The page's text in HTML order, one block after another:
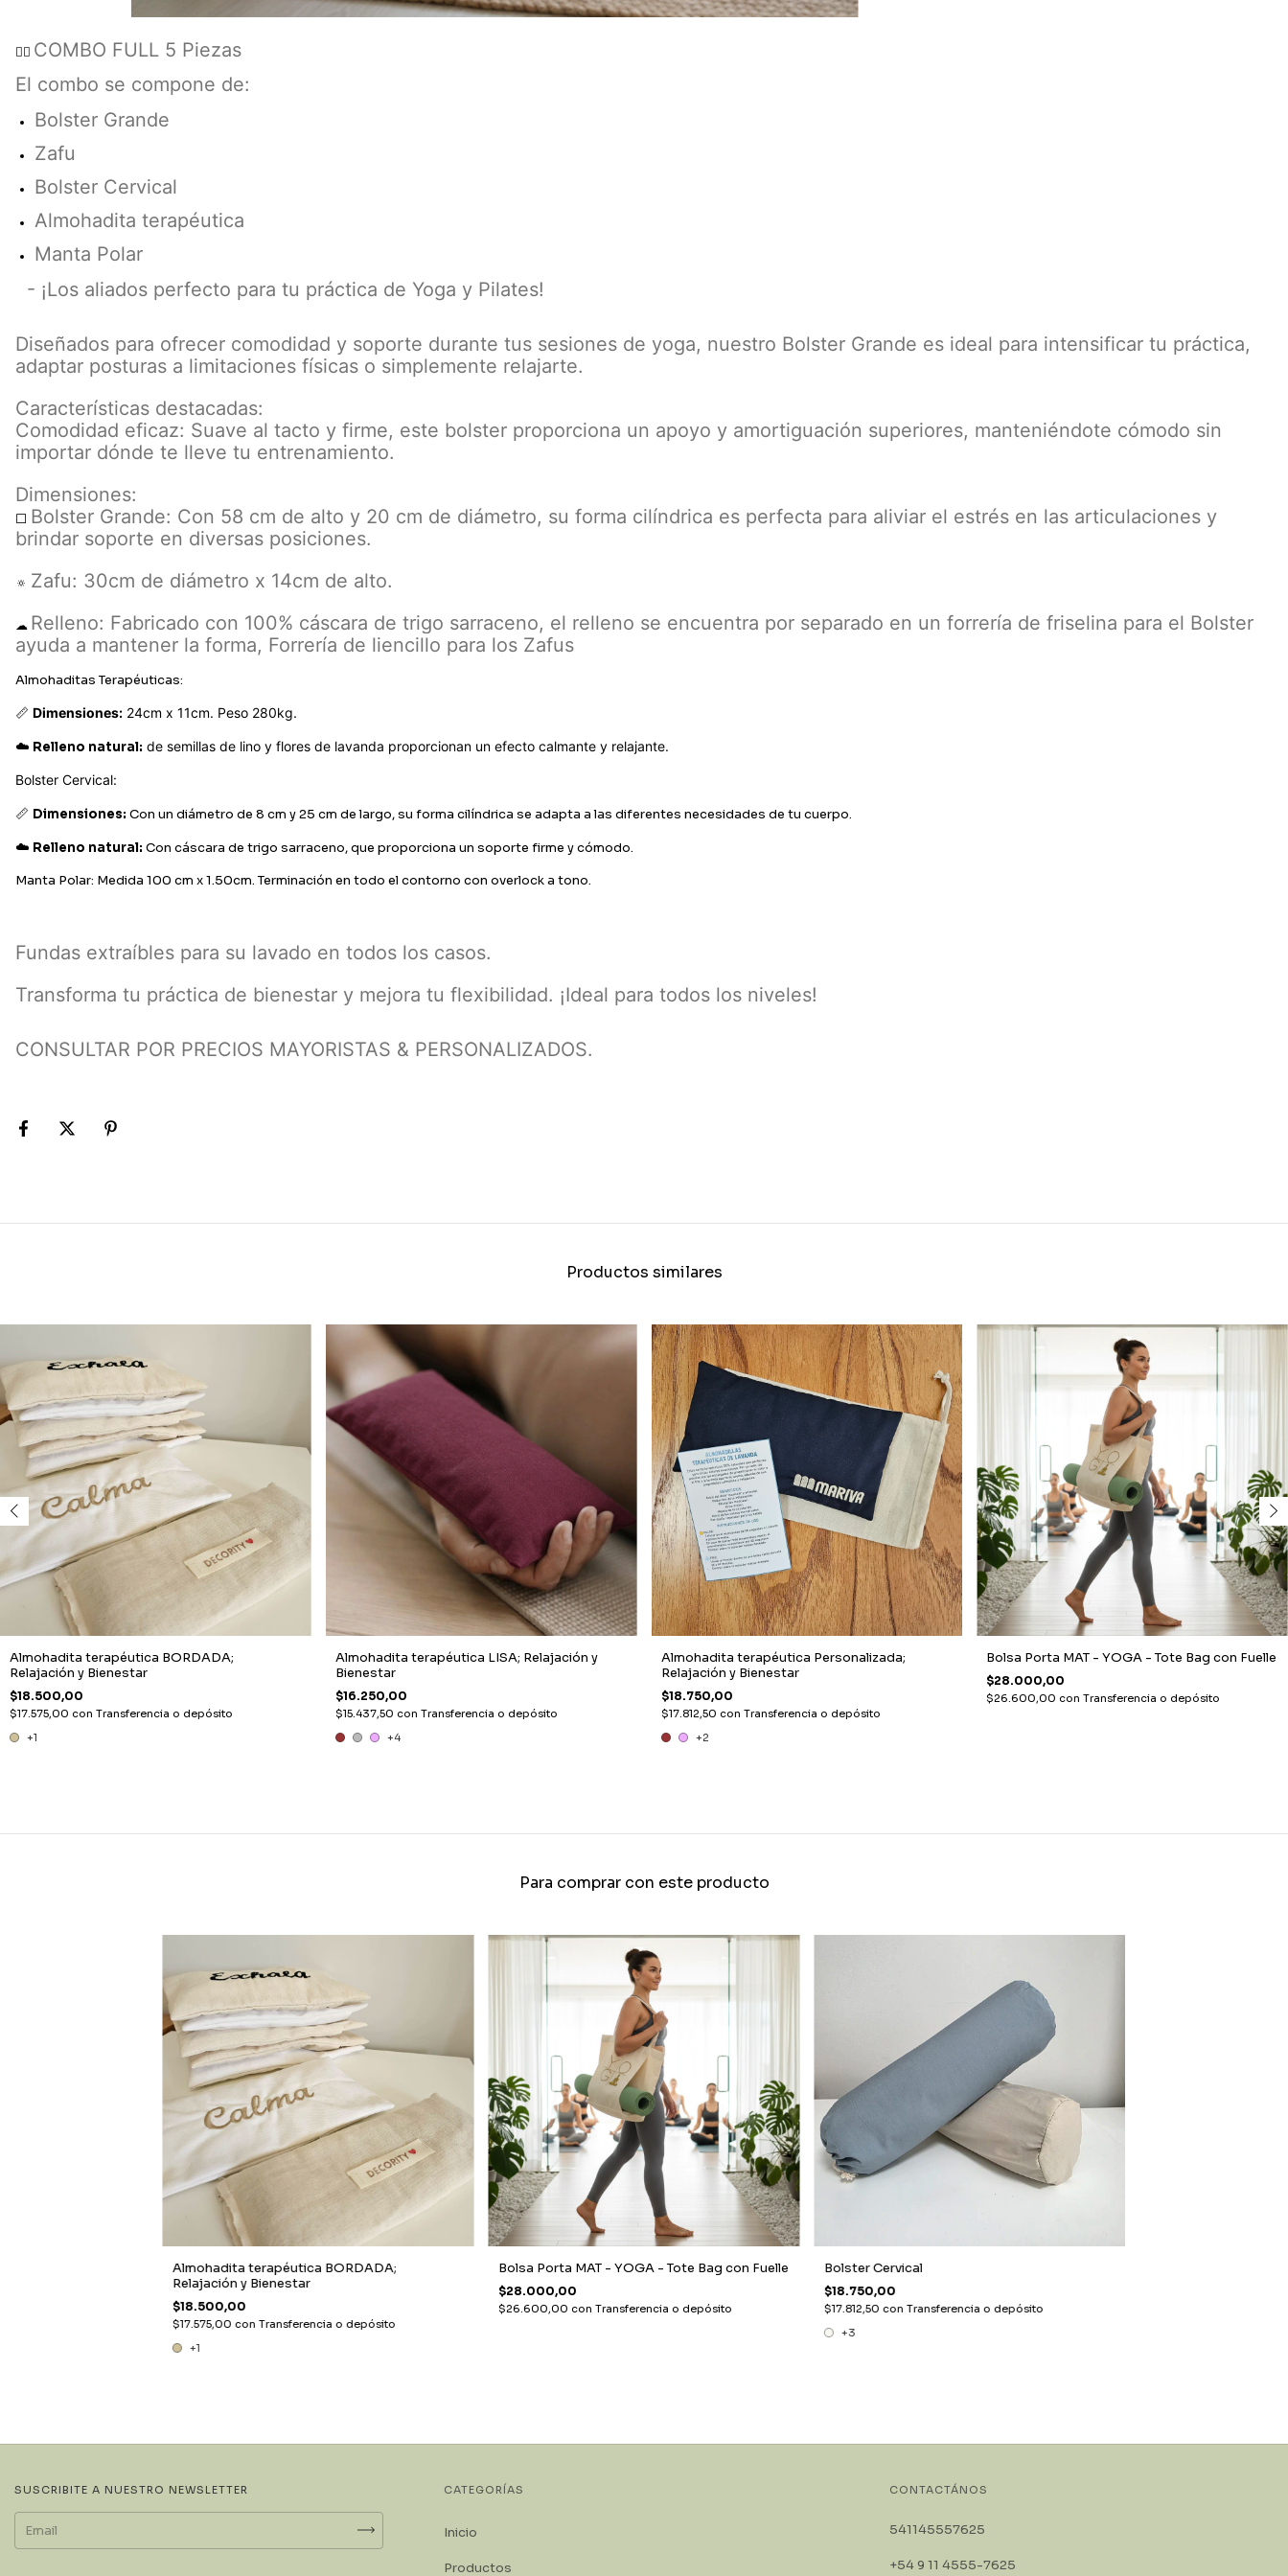
🧘‍♀️ COMBO FULL 5 Piezas
El combo se compone de:
Bolster Grande
Zafu
Bolster Cervical
Almohadita terapéutica
Manta Polar
- ¡Los aliados perfecto para tu práctica de Yoga y Pilates!
Diseñados para ofrecer comodidad y soporte durante tus sesiones de yoga, nuestro Bolster Grande es ideal para intensificar tu práctica,
adaptar posturas a limitaciones físicas o simplemente relajarte.
Características destacadas:
Comodidad eficaz: Suave al tacto y firme, este bolster proporciona un apoyo y amortiguación superiores, manteniéndote cómodo sin
importar dónde te lleve tu entrenamiento.
Dimensiones:
⬜ Bolster Grande: Con 58 cm de alto y 20 cm de diámetro, su forma cilíndrica es perfecta para aliviar el estrés en las articulaciones y
brindar soporte en diversas posiciones.
🔅 Zafu: 30cm de diámetro x 14cm de alto.
☁ Relleno: Fabricado con 100% cáscara de trigo sarraceno, el relleno se encuentra por separado en un forrería de friselina para el Bolster
ayuda a mantener la forma, Forrería de liencillo para los Zafus
Almohaditas Terapéuticas:
📏 Dimensiones: 24cm x 11cm. Peso 280kg.
☁️ Relleno natural: de semillas de lino y flores de lavanda proporcionan un efecto calmante y relajante.
Bolster Cervical:
📏 Dimensiones: Con un diámetro de 8 cm y 25 cm de largo, su forma cilíndrica se adapta a las diferentes necesidades de tu cuerpo.
☁️ Relleno natural: Con cáscara de trigo sarraceno, que proporciona un soporte firme y cómodo.
Manta Polar: Medida 100 cm x 1.50cm. Terminación en todo el contorno con overlock a tono.
Fundas extraíbles para su lavado en todos los casos.
Transforma tu práctica de bienestar y mejora tu flexibilidad. ¡Ideal para todos los niveles!
CONSULTAR POR PRECIOS MAYORISTAS & PERSONALIZADOS.
Productos similares
Almohadita terapéutica BORDADA;
Relajación y Bienestar
$18.500,00
$17.575,00 con Transferencia o depósito
+1
Almohadita terapéutica LISA; Relajación y
Bienestar
$16.250,00
$15.437,50 con Transferencia o depósito
+4
Almohadita terapéutica Personalizada;
Relajación y Bienestar
$18.750,00
$17.812,50 con Transferencia o depósito
+2
Bolsa Porta MAT - YOGA - Tote Bag con Fuelle
$28.000,00
$26.600,00 con Transferencia o depósito
Para comprar con este producto
Almohadita terapéutica BORDADA;
Relajación y Bienestar
$18.500,00
$17.575,00 con Transferencia o depósito
+1
Bolsa Porta MAT - YOGA - Tote Bag con Fuelle
$28.000,00
$26.600,00 con Transferencia o depósito
Bolster Cervical
$18.750,00
$17.812,50 con Transferencia o depósito
+3
SUSCRIBITE A NUESTRO NEWSLETTER CATEGORÍAS
Inicio
Productos
CONTACTÁNOS
541145557625
+54 9 11 4555-7625